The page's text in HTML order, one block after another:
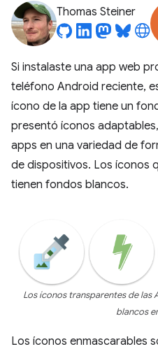
Thomas Steiner
Si instalaste una app web
teléfono Android reciente,
ícono de la app tiene un
presentó íconos
apps en una variedad de
de dispositivos. Los íconos
tienen fondos blancos.
Los íconos transparentes de las
blancos
Los íconos enmascarables